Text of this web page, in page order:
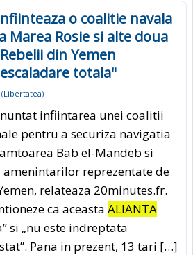
o coalitie navala
Rosie si alte doua
din Yemen
totala"
(Libertatea)
infiintarea unei coalitii
pentru a securiza navigatia
Bab el-Mandeb si
reprezentate de
relateaza 20minutes.fr.
ca aceasta ALIANTA
si „nu este indreptata
Pana in prezent, 13 tari […]